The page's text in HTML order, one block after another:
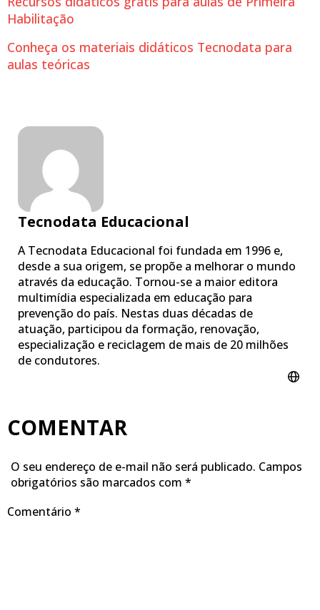
Habilitação
Conheça os materiais didáticos Tecnodata para
aulas teóricas
Tecnodata Educacional
A Tecnodata Educacional foi fundada em 1996 e,
desde a sua origem, se propõe a melhorar o mundo
através da educação. Tornou-se a maior editora
multimídia especializada em educação para
prevenção do país. Nestas duas décadas de
atuação, participou da formação, renovação,
especialização e reciclagem de mais de 20 milhões
de condutores.
COMENTAR
O seu endereço de e-mail não será publicado. Campos
obrigatórios são marcados com *
Comentário *